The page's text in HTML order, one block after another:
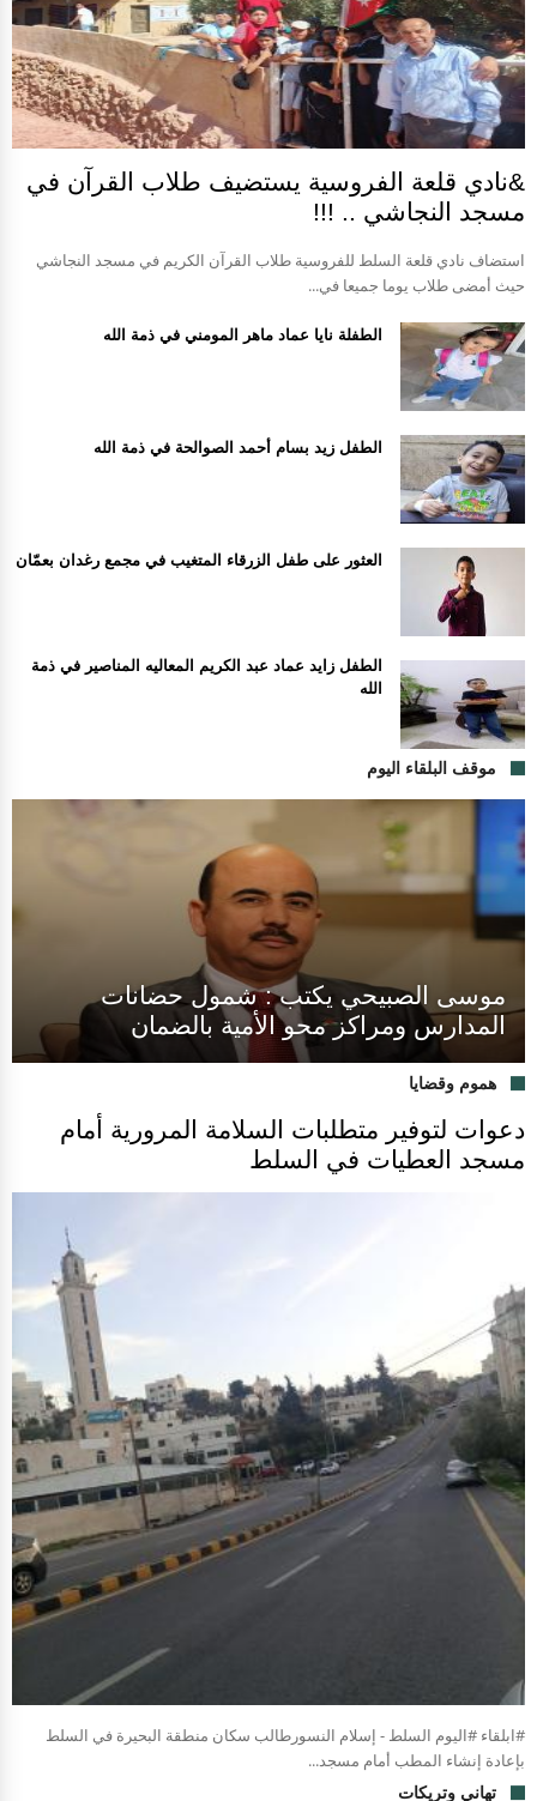
&نادي قلعة الفروسية يستضيف طلاب القرآن في
مسجد النجاشي .. !!!
استضاف نادي قلعة السلط للفروسية طلاب القرآن الكريم في مسجد النجاشي
حيث أمضى طلاب يوما جميعا في...
الطفلة نايا عماد ماهر المومني في ذمة الله
الطفل زيد بسام أحمد الصوالحة في ذمة الله
العثور على طفل الزرقاء المتغيب في مجمع رغدان بعمّان
الطفل زايد عماد عبد الكريم المعاليه المناصير في ذمة
الله
موقف البلقاء اليوم
موسى الصبيحي يكتب : شمول حضانات
المدارس ومراكز محو الأمية بالضمان
هموم وقضايا
دعوات لتوفير متطلبات السلامة المرورية أمام
مسجد العطيات في السلط
#ابلقاء #اليوم السلط - إسلام النسورطالب سكان منطقة البحيرة في السلط
بإعادة إنشاء المطب أمام مسجد...
تهاني وتريكات